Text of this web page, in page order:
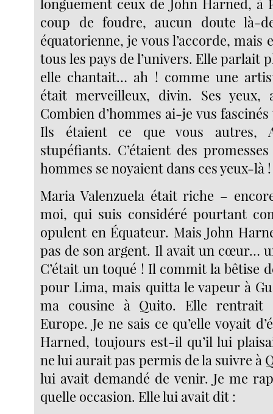
coup de foudre, aucun doute là-
équatorienne, je vous l’accorde, mais
tous les pays de l’univers. Elle parlait
elle chantait… ah ! comme une
était merveilleux, divin. Ses
Combien d’hommes ai-je vus
Ils étaient ce que vous autres,
stupéfiants. C’étaient des
hommes se noyaient dans ces yeux-là !
Maria Valenzuela était riche –
moi, qui suis considéré pourtant
opulent en Équateur. Mais John
pas de son argent. Il avait un cœur…
C’était un toqué ! Il commit la bêtise
pour Lima, mais quitta le vapeur à
ma cousine à Quito. Elle rentrait
Europe. Je ne sais ce qu’elle voyait
Harned, toujours est-il qu’il lui
ne lui aurait pas permis de la suivre à
lui avait demandé de venir. Je me
quelle occasion. Elle lui avait dit :